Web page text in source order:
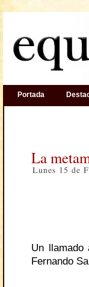
Portada
La
Lunes 15 de
Un
Fernando